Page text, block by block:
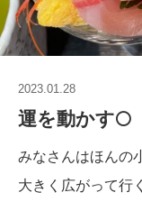
2023.01.28
運を動かす🌕
みなさんはほんの
大きく広がって行